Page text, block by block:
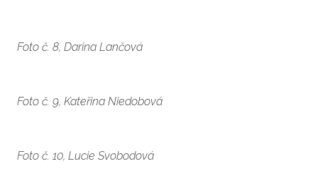
Foto č. 8, Darina Lančová
Foto č. 9, Kateřina Niedobová
Foto č. 10, Lucie Svobodová